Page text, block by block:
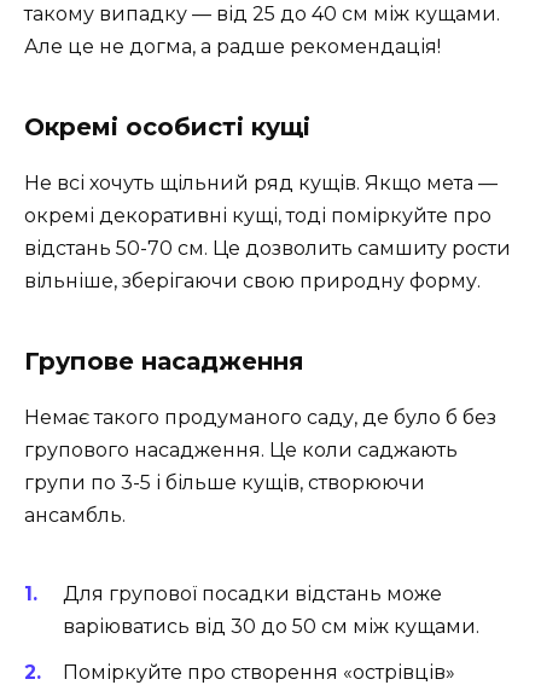
такому випадку — від 25 до 40 см між кущами.
Але це не догма, а радше рекомендація!
Окремі особисті кущі
Не всі хочуть щільний ряд кущів. Якщо мета —
окремі декоративні кущі, тоді поміркуйте про
відстань 50-70 см. Це дозволить самшиту рости
вільніше, зберігаючи свою природну форму.
Групове насадження
Немає такого продуманого саду, де було б без
групового насадження. Це коли саджають
групи по 3-5 і більше кущів, створюючи
ансамбль.
Для групової посадки відстань може
варіюватись від 30 до 50 см між кущами.
Поміркуйте про створення «острівців»